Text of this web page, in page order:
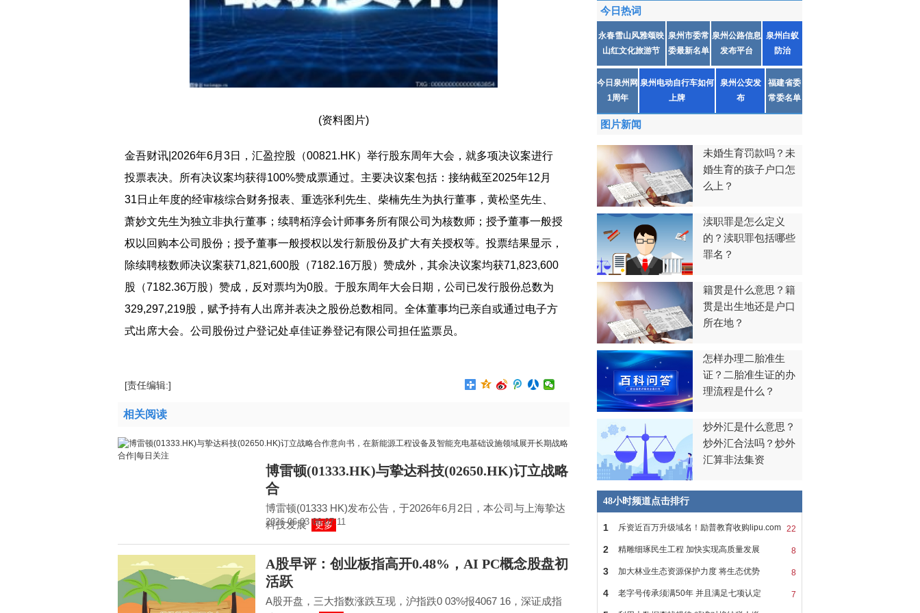
(资料图片)
金吾财讯|2026年6月3日，汇盈控股（00821.HK）举行股东周年大会，就多项决议案进行
投票表决。所有决议案均获得100%赞成票通过。主要决议案包括：接纳截至2025年12月
31日止年度的经审核综合财务报表、重选张利先生、柴楠先生为执行董事，黄松坚先生、
萧妙文先生为独立非执行董事；续聘栢淳会计师事务所有限公司为核数师；授予董事一般授
权以回购本公司股份；授予董事一般授权以发行新股份及扩大有关授权等。投票结果显示，
除续聘核数师决议案获71,821,600股（7182.16万股）赞成外，其余决议案均获71,823,600
股（7182.36万股）赞成，反对票均为0股。于股东周年大会日期，公司已发行股份总数为
329,297,219股，赋予持有人出席并表决之股份总数相同。全体董事均已亲自或通过电子方
式出席大会。公司股份过户登记处卓佳证券登记有限公司担任监票员。
[责任编辑:]
相关阅读
博雷顿(01333.HK)与挚达科技(02650.HK)订立战略
合
博雷顿(01333 HK)发布公告，于2026年6月2日，本公司与上海挚达
科技发展
更多
2026-06-03 06:07:11
A股早评：创业板指高开0.48%，AI PC概念股盘初
活跃
A股开盘，三大指数涨跌互现，沪指跌0 03%报4067 16，深证成指
今日热词
永春雪山风雅颂映
山红文化旅游节
泉州市委常
委最新名单
泉州公路信息
发布平台
泉州白蚁
防治
今日泉州网
1周年
泉州电动自行车如何
上牌
泉州公安发
布
福建省委
常委名单
图片新闻
未婚生育罚款吗？未
婚生育的孩子户口怎
么上？
渎职罪是怎么定义
的？渎职罪包括哪些
罪名？
籍贯是什么意思？籍
贯是出生地还是户口
所在地？
怎样办理二胎准生
证？二胎准生证的办
理流程是什么？
炒外汇是什么意思？
炒外汇合法吗？炒外
汇算非法集资
48小时频道点击排行
22
1 斥资近百万升级域名！励普教育收购lipu.com
8
2 精雕细琢民生工程 加快实现高质量发展
8
3 加大林业生态资源保护力度 将生态优势
7
4 老字号传承须满50年 并且满足七项认定